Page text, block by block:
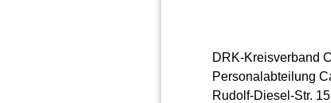
DRK-Kreisverband
Personalabteilung
Rudolf-Diesel-Str. 15